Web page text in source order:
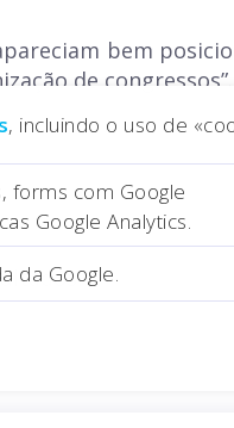
bem
de congressos”.
, incluindo o uso de
forms com Google
Google Analytics.
da Google.